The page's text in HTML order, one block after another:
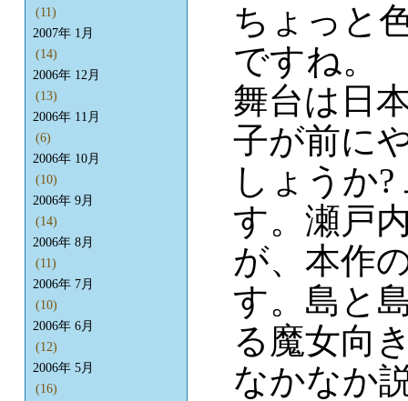
ちょっと
ですね。
舞台は日
子が前に
しょうか
す。瀬戸
が、本作
す。島と
る魔女向
なかなか
(11)
2007年 1月
(14)
2006年 12月
(13)
2006年 11月
(6)
2006年 10月
(10)
2006年 9月
(14)
2006年 8月
(11)
2006年 7月
(10)
2006年 6月
(12)
2006年 5月
(16)